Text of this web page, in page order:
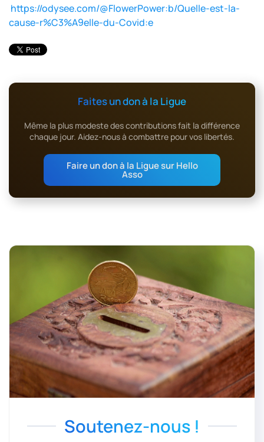
https://odysee.com/@FlowerPower:b/Quelle-est-la-
cause-r%C3%A9elle-du-Covid:e
Faites un don à la Ligue
Même la plus modeste des contributions fait la différence
chaque jour. Aidez-nous à combattre pour vos libertés.
Faire un don à la Ligue sur Hello
Asso
Soutenez-nous !